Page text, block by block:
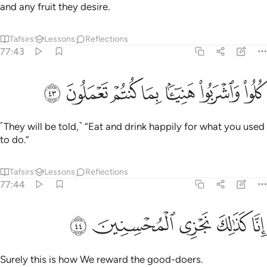
and any fruit they desire.
Tafsirs Lessons Reflections
77:43
كلوا واشربوا هنييا بما كنتم تعملون ٤٣
كُلُوا۟ وَٱشْرَبُوا۟ هَنِيٓـًٔۢا بِمَا كُنتُمْ تَعْمَلُونَ ٤٣
ﲷﲸﲹﲺﲻﲼﲽ
˹They will be told,˺ “Eat and drink happily for what you used
to do.”
Tafsirs Lessons Reflections
77:44
انا كذالك نجزي المحسنين ٤٤
إِنَّا كَذَٰلِكَ نَجْزِى ٱلْمُحْسِنِينَ ٤٤
ﲾﲿﳀﳁﳂ
Surely this is how We reward the good-doers.